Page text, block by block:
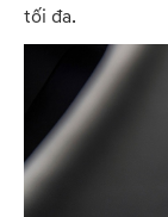
tối đa.